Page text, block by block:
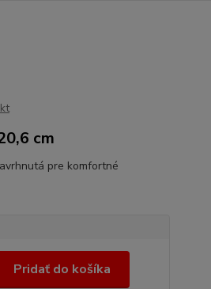
cm
pre komfortné
Pridať do košíka